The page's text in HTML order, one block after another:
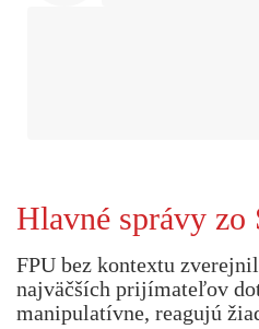
Hlavné správy zo
FPU bez kontextu
najväčších prijímateľov
manipulatívne, reagujú